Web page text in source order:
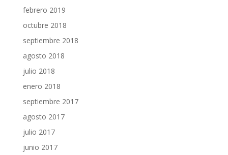
febrero 2019
octubre 2018
septiembre 2018
agosto 2018
julio 2018
enero 2018
septiembre 2017
agosto 2017
julio 2017
junio 2017